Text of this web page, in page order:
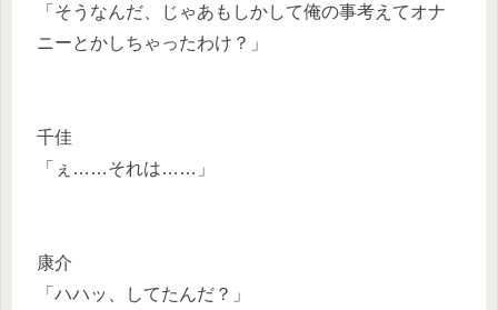
「そうなんだ、じゃあもしかして俺の事考えてオナ
ニーとかしちゃったわけ？」
千佳
「ぇ……それは……」
康介
「ハハッ、してたんだ？」